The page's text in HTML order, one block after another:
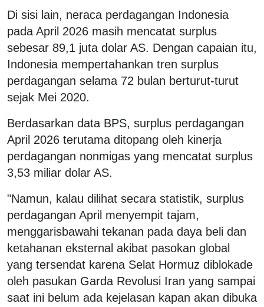
Di sisi lain, neraca perdagangan Indonesia
pada April 2026 masih mencatat surplus
sebesar 89,1 juta dolar AS. Dengan capaian itu,
Indonesia mempertahankan tren surplus
perdagangan selama 72 bulan berturut-turut
sejak Mei 2020.
Berdasarkan data BPS, surplus perdagangan
April 2026 terutama ditopang oleh kinerja
perdagangan nonmigas yang mencatat surplus
3,53 miliar dolar AS.
"Namun, kalau dilihat secara statistik, surplus
perdagangan April menyempit tajam,
menggarisbawahi tekanan pada daya beli dan
ketahanan eksternal akibat pasokan global
yang tersendat karena Selat Hormuz diblokade
oleh pasukan Garda Revolusi Iran yang sampai
saat ini belum ada kejelasan kapan akan dibuka